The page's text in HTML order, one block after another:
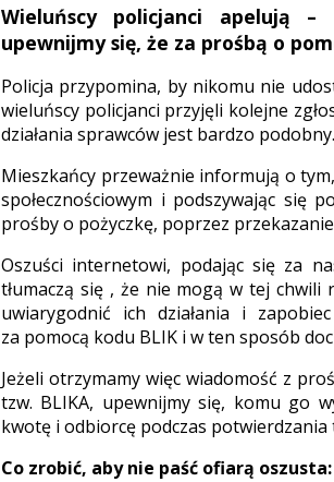
Wieluńscy policjanci apelują
upewnijmy się, że za prośbą o
Policja przypomina, by nikomu nie
wieluńscy policjanci przyjęli kolejne
działania sprawców jest bardzo podobny.
Mieszkańcy przeważnie informują o
społecznościowym i podszywając się
prośby o pożyczkę, poprzez
Oszuści internetowi, podając się za
tłumaczą się , że nie mogą w tej chwili
uwiarygodnić ich działania i
za pomocą kodu BLIK i w ten sposób
Jeżeli otrzymamy więc wiadomość z
tzw. BLIKA, upewnijmy się, komu go
kwotę i odbiorcę podczas potwierdzania
Co zrobić, aby nie paść ofiarą oszusta: